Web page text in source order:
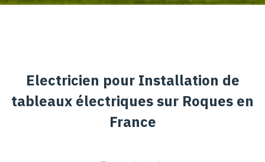
Electricien pour Installation de
tableaux électriques sur Roques en
France